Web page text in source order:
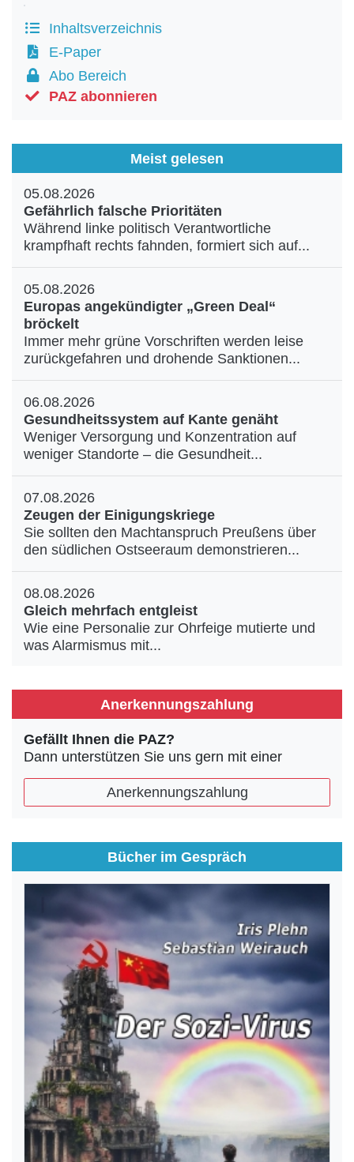
Inhaltsverzeichnis
E-Paper
Abo Bereich
PAZ abonnieren
Meist gelesen
05.08.2026
Gefährlich falsche Prioritäten
Während linke politisch Verantwortliche
krampfhaft rechts fahnden, formiert sich auf...
05.08.2026
Europas angekündigter „Green Deal“
bröckelt
Immer mehr grüne Vorschriften werden leise
zurückgefahren und drohende Sanktionen...
06.08.2026
Gesundheitssystem auf Kante genäht
Weniger Versorgung und Konzentration auf
weniger Standorte – die Gesundheit...
07.08.2026
Zeugen der Einigungskriege
Sie sollten den Machtanspruch Preußens über
den südlichen Ostseeraum demonstrieren...
08.08.2026
Gleich mehrfach entgleist
Wie eine Personalie zur Ohrfeige mutierte und
was Alarmismus mit...
Anerkennungszahlung
Gefällt Ihnen die PAZ?
Dann unterstützen Sie uns gern mit einer
Anerkennungszahlung
Bücher im Gespräch